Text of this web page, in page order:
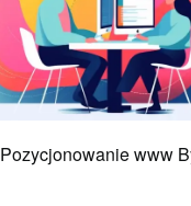
Pozycjonowanie www